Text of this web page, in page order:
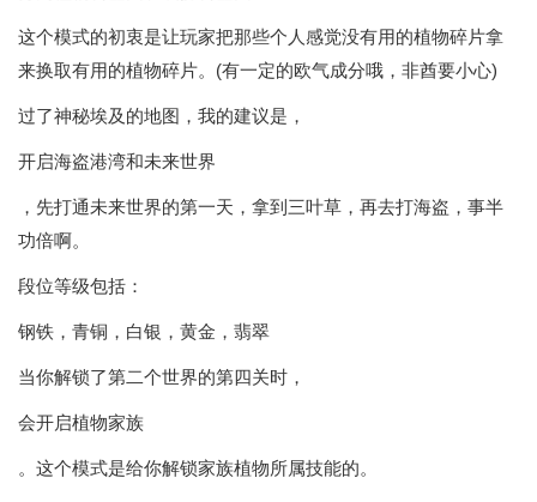
这个模式的初衷是让玩家把那些个人感觉没有用的植物碎片拿
来换取有用的植物碎片。(有一定的欧气成分哦，非酋要小心)
过了神秘埃及的地图，我的建议是，
开启海盗港湾和未来世界
，先打通未来世界的第一天，拿到三叶草，再去打海盗，事半
功倍啊。
段位等级包括：
钢铁，青铜，白银，黄金，翡翠
当你解锁了第二个世界的第四关时，
会开启植物家族
。这个模式是给你解锁家族植物所属技能的。